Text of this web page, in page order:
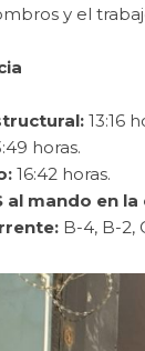
y el
13:16
horas.
16:42 horas.
al mando en
B-4, B-2,